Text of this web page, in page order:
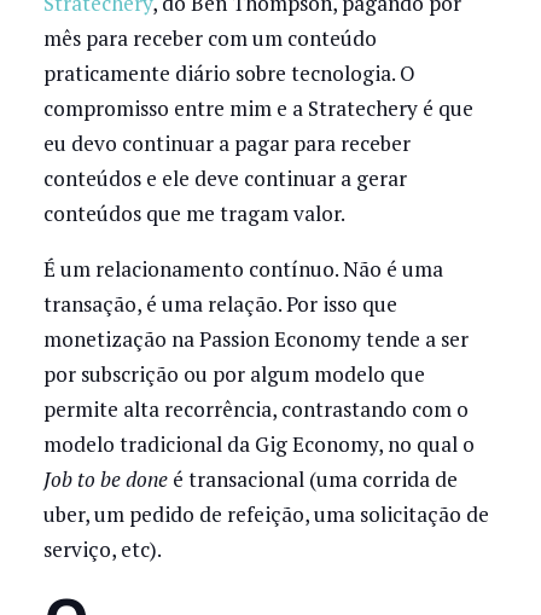
mês para receber com um conteúdo
praticamente diário sobre tecnologia. O
compromisso entre mim e a Stratechery é que
eu devo continuar a pagar para receber
conteúdos e ele deve continuar a gerar
conteúdos que me tragam valor.
É um relacionamento contínuo. Não é uma
transação, é uma relação. Por isso que
monetização na Passion Economy tende a ser
por subscrição ou por algum modelo que
permite alta recorrência, contrastando com o
modelo tradicional da Gig Economy, no qual o
Job to be doneé transacional (uma corrida de
uber, um pedido de refeição, uma solicitação de
serviço, etc).